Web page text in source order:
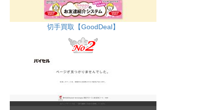
切手買取【GoodDeal】